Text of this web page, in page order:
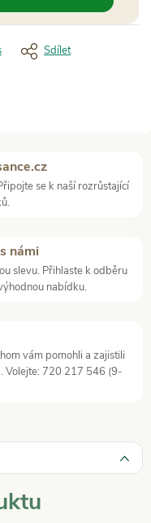
Sdílet
se k naší rozrůstající
námi
slevu. Přihlaste k odběru
nabídku.
vám pomohli a zajistili
Volejte: 720 217 546 (9-